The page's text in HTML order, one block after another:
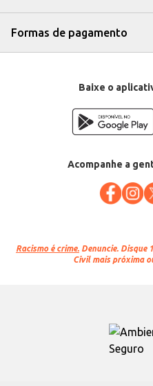
Formas de pagamento
Baixe o
Acompanhe a
Racismo é crime. Denuncie. Disque
Civil mais próxima